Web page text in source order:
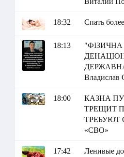
18:32 Спать
18:13
"ФІЗИЧНА
Владислав
18:00
КАЗНА
ТРЕЩИТ
ТРЕБУЮТ
«СВО»
17:42
Ленивые